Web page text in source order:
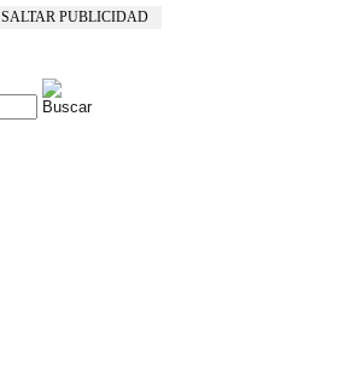
SALTAR PUBLICIDAD